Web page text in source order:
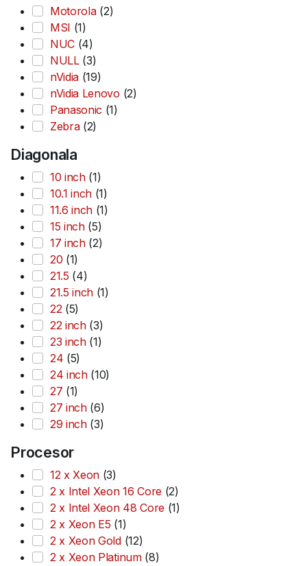
Motorola (2)
MSI (1)
NUC (4)
NULL (3)
nVidia (19)
nVidia Lenovo (2)
Panasonic (1)
Zebra (2)
Diagonala
10 inch (1)
10.1 inch (1)
11.6 inch (1)
15 inch (5)
17 inch (2)
20 (1)
21.5 (4)
21.5 inch (1)
22 (5)
22 inch (3)
23 inch (1)
24 (5)
24 inch (10)
27 (1)
27 inch (6)
29 inch (3)
Procesor
12 x Xeon (3)
2 x Intel Xeon 16 Core (2)
2 x Intel Xeon 48 Core (1)
2 x Xeon E5 (1)
2 x Xeon Gold (12)
2 x Xeon Platinum (8)